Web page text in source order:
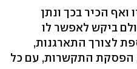
הכיר בכך ונתן
ביקש לאפשר לו
לצורך התארגנות,
התקשרות, עם כל